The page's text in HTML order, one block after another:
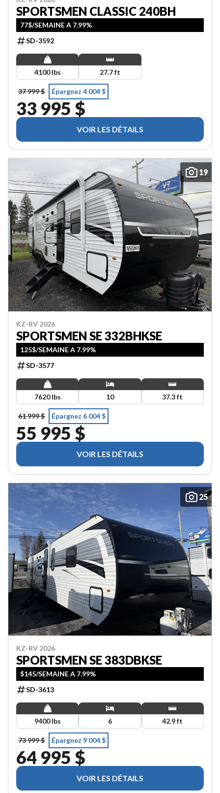
SPORTSMEN CLASSIC 240BH
77$/SEMAINE A 7.99%
SD-3592
4100 lbs 27.7 ft
37 999 $ Épargnez 4 004 $
33 995 $
VOIR LES DÉTAILS
19
KZ-RV 2026
SPORTSMEN SE 332BHKSE
125$/SEMAINE A 7.99%
SD-3577
7620 lbs 10 37.3 ft
61 999 $ Épargnez 6 004 $
55 995 $
VOIR LES DÉTAILS
25
KZ-RV 2026
SPORTSMEN SE 383DBKSE
$145/SEMAINE A 7.99%
SD-3613
9400 lbs 6 42.9 ft
73 999 $ Épargnez 9 004 $
64 995 $
VOIR LES DÉTAILS